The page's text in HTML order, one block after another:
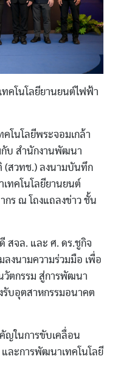
คโนโลยียานยนต์ไฟฟ้า
โนโลยีพระจอมเกล้า
กับ สำนักงานพัฒนา
(สวทช.) ลงนามบันทึก
ทคโนโลยียานยนต์
ร ณ โถงแถลงข่าว ชั้น
สจล. และ ศ. ดร.ชูกิจ
ลงนามความร่วมมือ เพื่อ
วัตกรรม สู่การพัฒนา
รับอุตสาหกรรมอนาคต
ญในการขับเคลื่อน
ละการพัฒนาเทคโนโลยี